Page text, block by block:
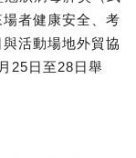
者健康安全、考
活動場地外貿協
25日至28日舉